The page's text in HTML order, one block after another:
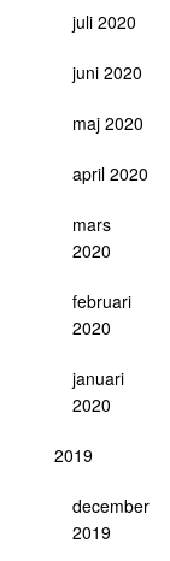
juli 2020
juni 2020
maj 2020
april 2020
mars
2020
februari
2020
januari
2020
2019
december
2019